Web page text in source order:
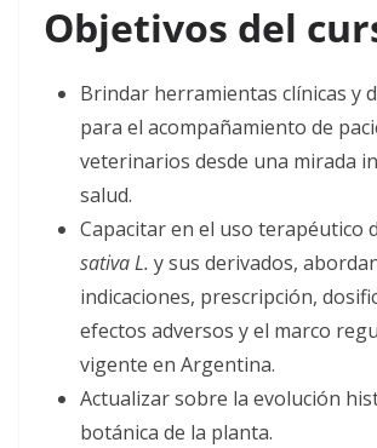
Objetivos del
Brindar herramientas clínicas y
para el acompañamiento de
veterinarios desde una mirada
salud.
Capacitar en el uso terapéutico
sativa L. y sus derivados,
indicaciones, prescripción,
efectos adversos y el marco
vigente en Argentina.
Actualizar sobre la evolución
botánica de la planta.